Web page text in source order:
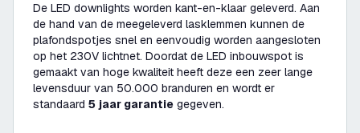
De LED downlights worden kant-en-klaar geleverd. Aan
de hand van de meegeleverd lasklemmen kunnen de
plafondspotjes snel en eenvoudig worden aangesloten
op het 230V lichtnet. Doordat de LED inbouwspot is
gemaakt van hoge kwaliteit heeft deze een zeer lange
levensduur van 50.000 branduren en wordt er
standaard 5 jaar garantie gegeven.